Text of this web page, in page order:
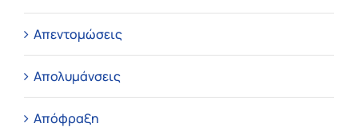
Απεντομώσεις
Απολυμάνσεις
Απόφραξη